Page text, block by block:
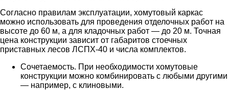
Согласно правилам эксплуатации, хомутовый каркас
можно использовать для проведения отделочных работ на
высоте до 60 м, а для кладочных работ — до 20 м. Точная
цена конструкции зависит от габаритов стоечных
приставных лесов ЛСПХ-40 и числа комплектов.
Сочетаемость. При необходимости хомутовые
конструкции можно комбинировать с любыми другими
— например, с клиновыми.